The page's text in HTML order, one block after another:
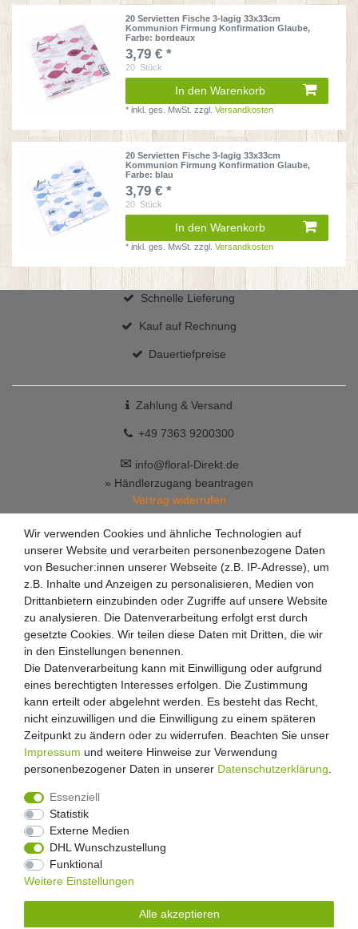
20 Servietten Fische 3-lagig 33x33cm
Kommunion Firmung Konfirmation Glaube,
Farbe: bordeaux
3,79 € *
20 Stück
In den Warenkorb
*inkl. ges. MwSt. zzgl.Versandkosten
20 Servietten Fische 3-lagig 33x33cm
Kommunion Firmung Konfirmation Glaube,
Farbe: blau
3,79 € *
20 Stück
In den Warenkorb
*inkl. ges. MwSt. zzgl.Versandkosten
Schnelle Lieferung
Kauf auf Rechnung
Dauertiefpreise
Zahlung & Versand
+49 7363 9200300
✉ info@floral-Direkt.de
» Händlerzugang beantragen
Vertrag widerrufen
Widerrufs­recht Widerrufs­formular
Daten­schutz­erklärung
Wir verwenden Cookies und ähnliche Technologien auf
unserer Website und verarbeiten personenbezogene Daten
von Besucher:innen unserer Webseite (z.B. IP-Adresse), um
z.B. Inhalte und Anzeigen zu personalisieren, Medien von
Drittanbietern einzubinden oder Zugriffe auf unsere Website
zu analysieren. Die Datenverarbeitung erfolgt erst durch
gesetzte Cookies. Wir teilen diese Daten mit Dritten, die wir
in den Einstellungen benennen.
Die Datenverarbeitung kann mit Einwilligung oder aufgrund
eines berechtigten Interesses erfolgen. Die Zustimmung
kann erteilt oder abgelehnt werden. Es besteht das Recht,
nicht einzuwilligen und die Einwilligung zu einem späteren
Zeitpunkt zu ändern oder zu widerrufen. Beachten Sie unser
Impressum und weitere Hinweise zur Verwendung
personenbezogener Daten in unserer Daten­schutz­erklärung
Essenziell
Statistik
Externe Medien
DHL Wunschzustellung
Funktional
Weitere Einstellungen
Alle akzeptieren